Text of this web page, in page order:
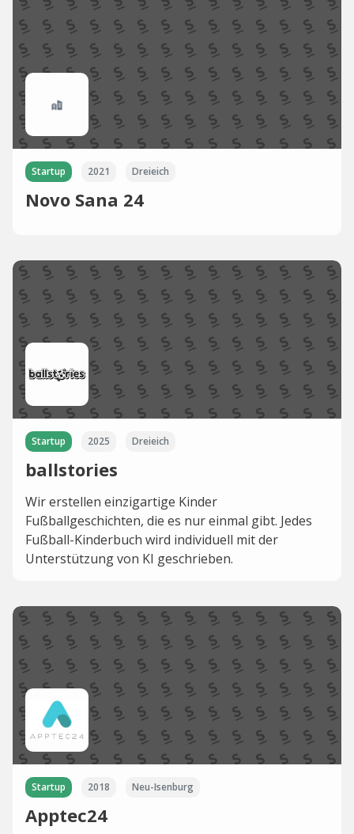
Startup 2021 Dreieich
Novo Sana 24
Startup 2025 Dreieich
ballstories
Wir erstellen einzigartige Kinder
Fußballgeschichten, die es nur einmal gibt. Jedes
Fußball-Kinderbuch wird individuell mit der
Unterstützung von KI geschrieben.
Startup 2018 Neu-Isenburg
Apptec24